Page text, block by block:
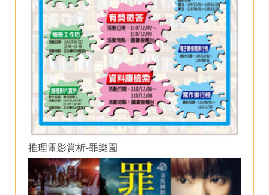
推理電影賞析-罪樂園